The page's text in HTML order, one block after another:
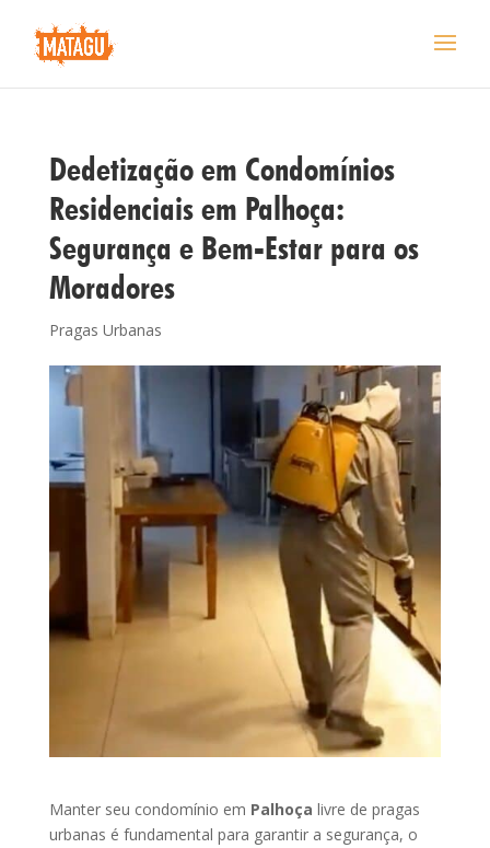
Dedetização em Condomínios
Residenciais em Palhoça:
Segurança e Bem-Estar para os
Moradores
Pragas Urbanas
Manter seu condomínio em Palhoça livre de pragas
urbanas é fundamental para garantir a segurança, o